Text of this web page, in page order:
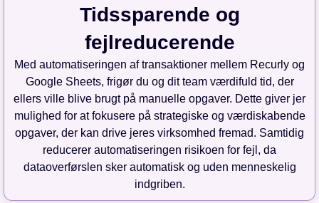
Tidssparende og
fejlreducerende
Med automatiseringen af transaktioner mellem Recurly og
Google Sheets, frigør du og dit team værdifuld tid, der
ellers ville blive brugt på manuelle opgaver. Dette giver jer
mulighed for at fokusere på strategiske og værdiskabende
opgaver, der kan drive jeres virksomhed fremad. Samtidig
reducerer automatiseringen risikoen for fejl, da
dataoverførslen sker automatisk og uden menneskelig
indgriben.